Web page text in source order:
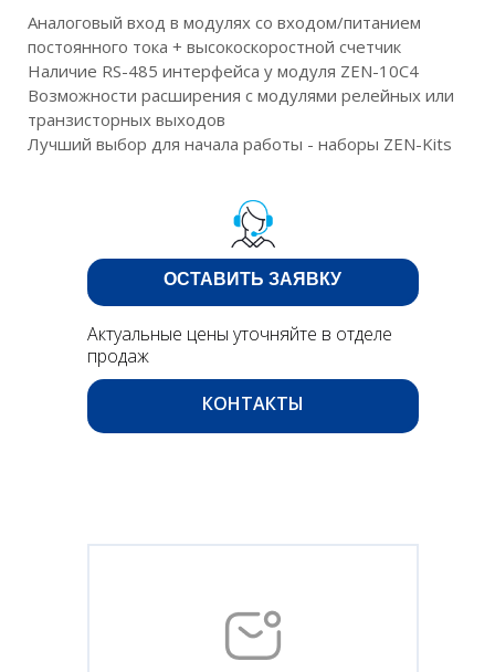
Аналоговый вход в модулях со входом/питанием
постоянного тока + высокоскоростной счетчик
Наличие RS-485 интерфейса у модуля ZEN-10C4
Возможности расширения с модулями релейных или
транзисторных выходов
Лучший выбор для начала работы - наборы ZEN-Kits
ОСТАВИТЬ ЗАЯВКУ
Актуальные цены уточняйте в отделе
продаж
КОНТАКТЫ